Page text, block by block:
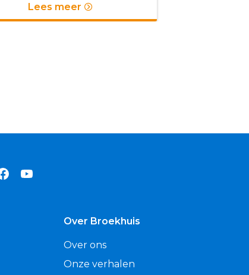
Lees meer
Over Broekhuis
Over ons
Onze verhalen